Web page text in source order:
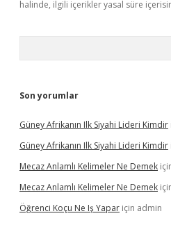
halinde, ilgili içerikler yasal süre
Son yorumlar
Güney Afrikanın Ilk Siyahi Lideri Kimdir
Güney Afrikanın Ilk Siyahi Lideri Kimdir
Mecaz Anlamlı Kelimeler Ne Demek
Mecaz Anlamlı Kelimeler Ne Demek
Öğrenci Koçu Ne Iş Yapar için admin